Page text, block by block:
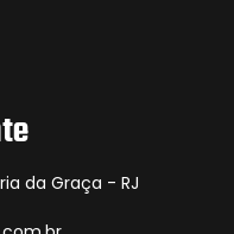
da Graça - RJ